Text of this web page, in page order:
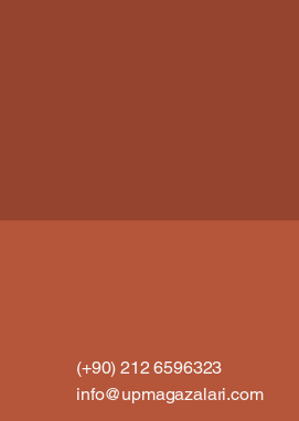
(+90) 212 6596323
info@upmagazalari.com